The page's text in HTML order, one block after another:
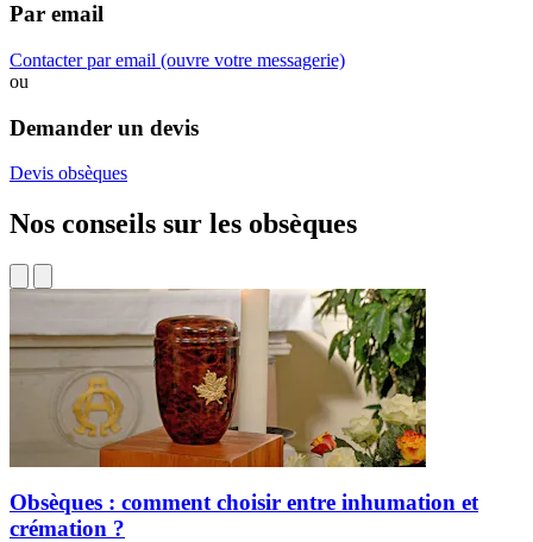
Par email
Contacter par email (ouvre votre messagerie)
ou
Demander un devis
Devis obsèques
Nos conseils sur les obsèques
Obsèques : comment choisir entre inhumation et
crémation ?